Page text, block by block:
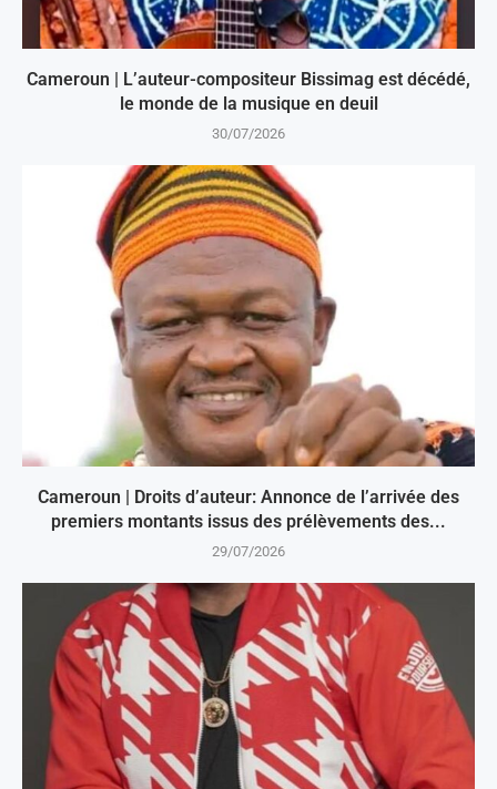
Cameroun | L’auteur-compositeur Bissimag est décédé,
le monde de la musique en deuil
30/07/2026
Cameroun | Droits d’auteur: Annonce de l’arrivée des
premiers montants issus des prélèvements des...
29/07/2026